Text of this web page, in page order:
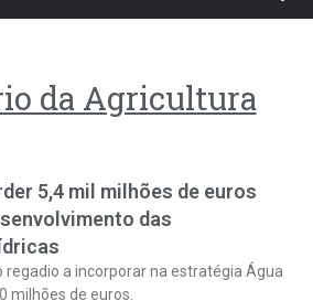
da Agricultura
5,4 mil milhões de euros
das
regadio a incorporar na estratégia Água
milhões de euros.